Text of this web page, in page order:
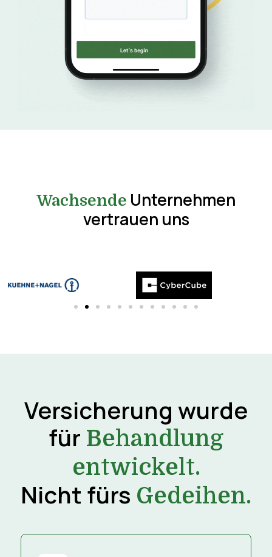
Wachsende Unternehmen
vertrauen uns
Versicherung wurde
für Behandlung
entwickelt.
Nicht fürs Gedeihen.